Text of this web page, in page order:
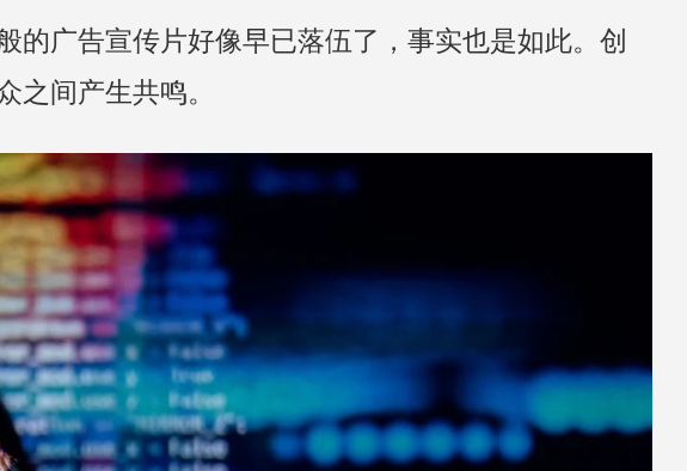
广告宣传片好像早已落伍了，事实也是如此。创
之间产生共鸣。